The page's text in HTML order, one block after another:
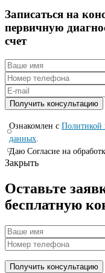
Записаться на
первичную
счет
Ознакомлен с Политикой
данных.
Даю Согласие на
Закрыть
Оставьте
бесплатную